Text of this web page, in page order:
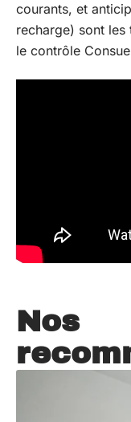
courants, et
recharge) sont
le contrôle
Nos